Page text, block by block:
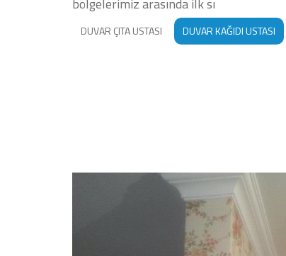
bölgelerimiz arasında ilk sı
DUVAR ÇITA USTASI DUVAR KAĞIDI USTASI